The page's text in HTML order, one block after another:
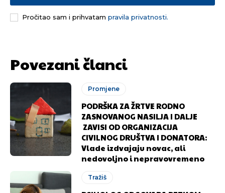
Pročitao sam i prihvatam pravila privatnosti.
Povezani članci
Promjene
PODRŠKA ZA ŽRTVE RODNO
ZASNOVANOG NASILJA I DALJE
ZAVISI OD ORGANIZACIJA
CIVILNOG DRUŠTVA I DONATORA:
Vlade izdvajaju novac, ali
nedovoljno i nepravovremeno
Tražiš